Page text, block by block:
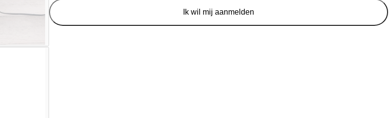
Ik wil mij aanmelden